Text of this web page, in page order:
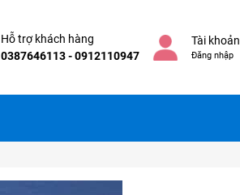
Hỗ trợ khách hàng
0387646113 - 0912110947
Tài khoản
Đăng nhập